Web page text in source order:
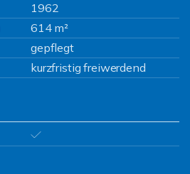
1962
614 m²
gepflegt
kurzfristig freiwerdend